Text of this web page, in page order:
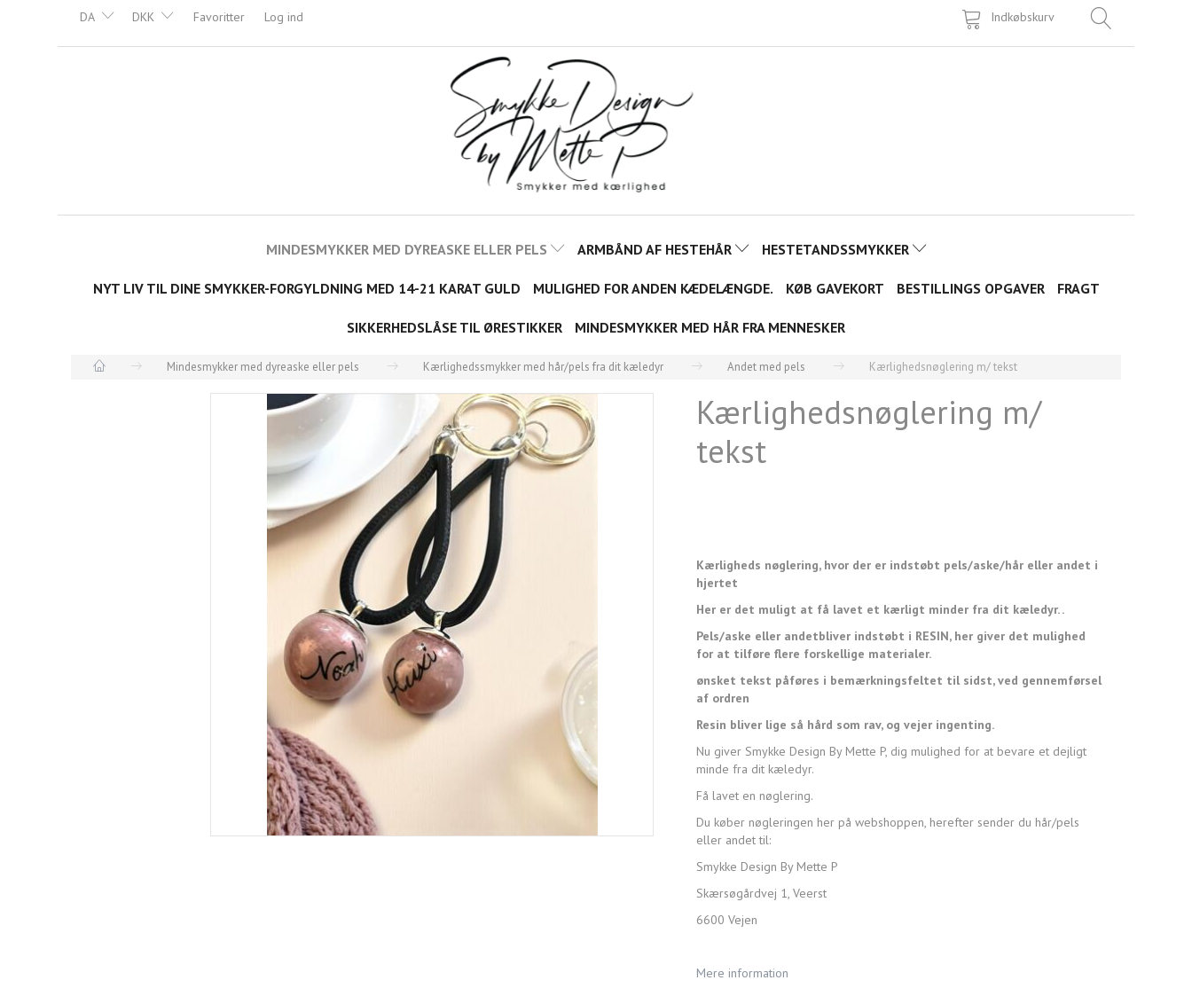
DA DKK Indkøbskurv
Favoritter Log ind
MINDESMYKKER MED DYREASKE ELLER PELS ARMBÅND AF HESTEHÅR HESTETANDSSMYKKER
NYT LIV TIL DINE SMYKKER-FORGYLDNING MED 14-21 KARAT GULD MULIGHED FOR ANDEN KÆDELÆNGDE. KØB GAVEKORT BESTILLINGS OPGAVER FRAGT
SIKKERHEDSLÅSE TIL ØRESTIKKER MINDESMYKKER MED HÅR FRA MENNESKER
Mindesmykker med dyreaske eller pels Kærlighedssmykker med hår/pels fra dit kæledyr Andet med pels Kærlighedsnøglering m/ tekst
Kærlighedsnøglering m/
tekst
Kærligheds nøglering, hvor der er indstøbt pels/aske/hår eller andet i
hjertet
Her er det muligt at få lavet et kærligt minder fra dit kæledyr. .
Pels/aske eller andetbliver indstøbt i RESIN, her giver det mulighed
for at tilføre flere forskellige materialer.
ønsket tekst påføres i bemærkningsfeltet til sidst, ved gennemførsel
af ordren
Resin bliver lige så hård som rav, og vejer ingenting.
Nu giver Smykke Design By Mette P, dig mulighed for at bevare et dejligt
minde fra dit kæledyr.
Få lavet en nøglering.
Du køber nøgleringen her på webshoppen, herefter sender du hår/pels
eller andet til:
Smykke Design By Mette P
Skærsøgårdvej 1, Veerst
6600 Vejen
Mere information